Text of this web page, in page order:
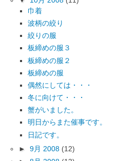
巾着
波柄の絞り
絞りの服
板締めの服３
板締めの服２
板締めの服
偶然にしては・・・
冬に向けて・・・
蟹がいました。
明日からまた催事です。
日記です。
► 9月 2008 (12)